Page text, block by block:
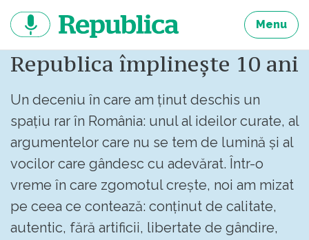
continut
Menu
Republica împlinește 10 ani
Un deceniu în care am ținut deschis un
spațiu rar în România: unul al ideilor curate, al
argumentelor care nu se tem de lumină și al
vocilor care gândesc cu adevărat. Într-o
vreme în care zgomotul crește, noi am mizat
pe ceea ce contează: conținut de calitate,
autentic, fără artificii, libertate de gândire,